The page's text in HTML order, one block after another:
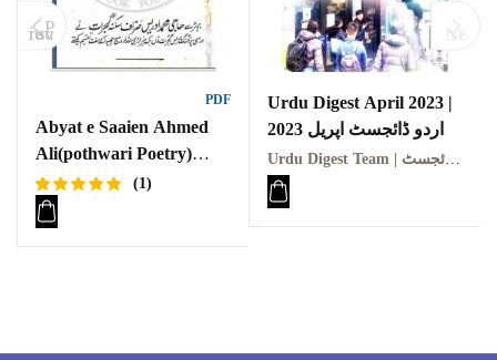
P
revious
PDF
Abyat e Saaien Ahmed
Ali(pothwari Poetry)
ابیات سائیں احمد علی
Rated
5.00
of 5
1
(1)
Urdu Digest April 2023 |
اردو ڈائجسٹ اپریل 2023
Urdu Digest Team | ادارہ اردو ڈائجسٹ
Next